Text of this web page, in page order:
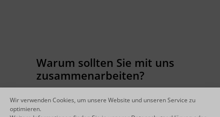
Wir verwenden Cookies, um unsere Website und unseren Service zu
optimieren.
Warum sollten Sie mit uns
zusammenarbeiten?